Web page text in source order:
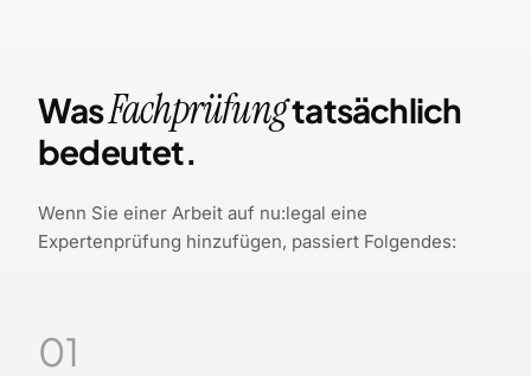
WasFachprüfungtatsächlich
bedeutet.
Wenn Sie einer Arbeit auf nu:legal eine
Expertenprüfung hinzufügen, passiert Folgendes:
01